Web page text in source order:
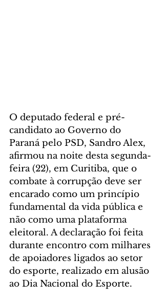
O deputado federal e pré-
candidato ao Governo do
Paraná pelo PSD, Sandro Alex,
afirmou na noite desta segunda-
feira (22), em Curitiba, que o
combate à corrupção deve ser
encarado como um princípio
fundamental da vida pública e
não como uma plataforma
eleitoral. A declaração foi feita
durante encontro com milhares
de apoiadores ligados ao setor
do esporte, realizado em alusão
ao Dia Nacional do Esporte.